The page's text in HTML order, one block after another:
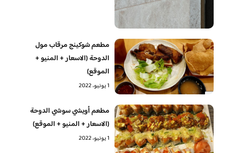
مطعم شوكينج مرقاب مول
الدوحة (الاسعار + المنيو +
الموقع)
1 يونيو، 2022
مطعم أويشي سوشي الدوحة
(الاسعار + المنيو + الموقع)
1 يونيو، 2022